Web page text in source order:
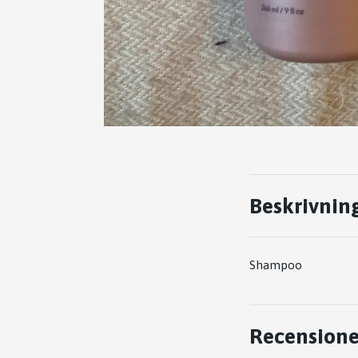
Shampoo